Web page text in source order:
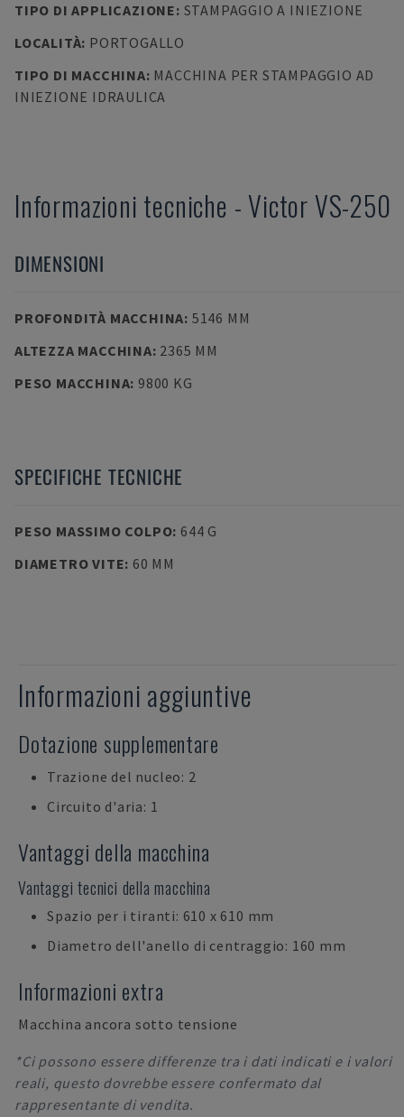
TIPO DI APPLICAZIONE: STAMPAGGIO A INIEZIONE
LOCALITÀ: PORTOGALLO
TIPO DI MACCHINA: MACCHINA PER STAMPAGGIO AD
INIEZIONE IDRAULICA
Informazioni tecniche - Victor VS-250
DIMENSIONI
PROFONDITÀ MACCHINA: 5146 MM
ALTEZZA MACCHINA: 2365 MM
PESO MACCHINA: 9800 KG
SPECIFICHE TECNICHE
PESO MASSIMO COLPO: 644 G
DIAMETRO VITE: 60 MM
Informazioni aggiuntive
Dotazione supplementare
Trazione del nucleo: 2
Circuito d'aria: 1
Vantaggi della macchina
Vantaggi tecnici della macchina
Spazio per i tiranti: 610 x 610 mm
Diametro dell'anello di centraggio: 160 mm
Informazioni extra
Macchina ancora sotto tensione
*Ci possono essere differenze tra i dati indicati e i valori
reali, questo dovrebbe essere confermato dal
rappresentante di vendita.